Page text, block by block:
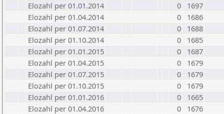
Elozahl per 01.01.2014
0
1697
Elozahl per 01.04.2014
0
1686
Elozahl per 01.07.2014
0
1688
Elozahl per 01.10.2014
0
1685
Elozahl per 01.01.2015
0
1687
Elozahl per 01.04.2015
0
1679
Elozahl per 01.07.2015
0
1679
Elozahl per 01.10.2015
0
1679
Elozahl per 01.01.2016
0
1665
Elozahl per 01.04.2016
0
1676